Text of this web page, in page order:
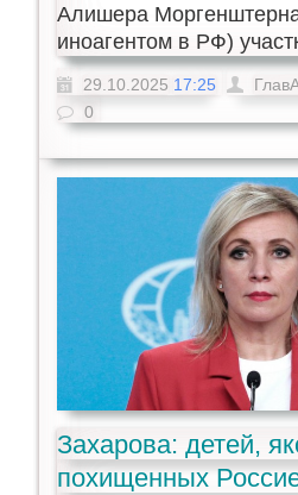
Алишера
иноагентом в РФ)
29.10.2025 17:25
0
Захарова: детей,
похищенных